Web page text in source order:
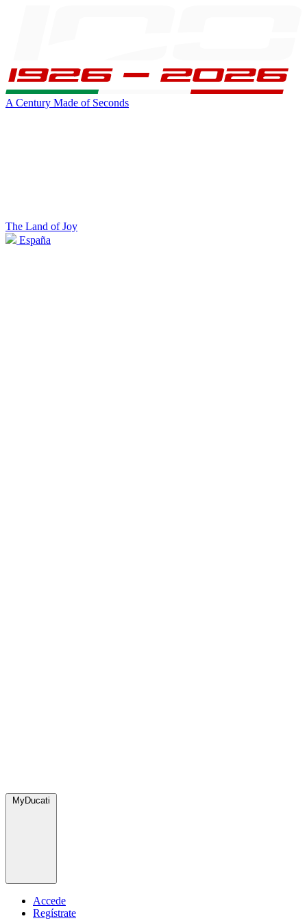
A Century Made of Seconds
The Land of Joy
España
MyDucati
Accede
Regístrate